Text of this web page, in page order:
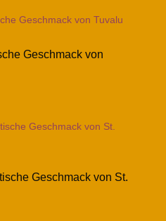
Geschmack von
Geschmack von St.